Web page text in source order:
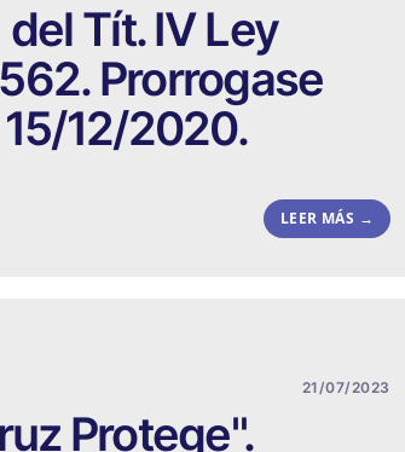
Tít. IV Ley
Prorrogase
12/2020.
LEER MÁS →
21/07/2023
Protege".